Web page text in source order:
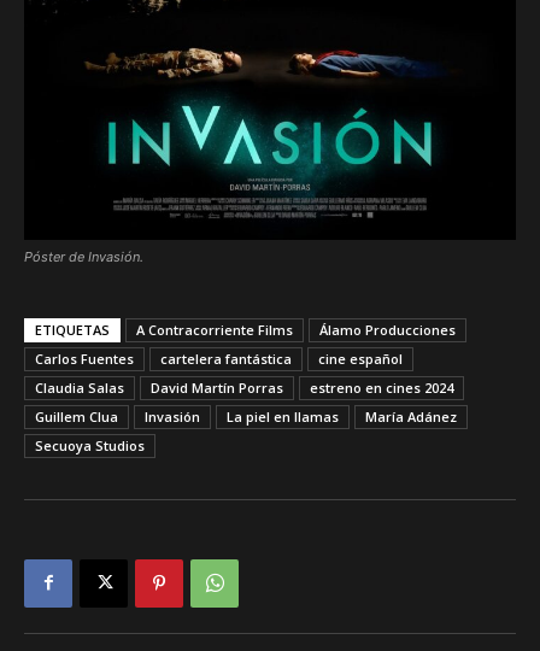
Póster de Invasión.
ETIQUETAS A Contracorriente Films
Álamo Producciones
Carlos Fuentes
cartelera fantástica
cine español
Claudia Salas
David Martín Porras
estreno en cines 2024
Guillem Clua
Invasión La piel en llamas
María Adánez
Secuoya Studios